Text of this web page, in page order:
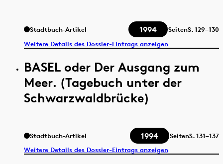
Stadtbuch-Artikel 1994 SeitenS.129–130
Weitere Details des Dossier-Eintrags anzeigen
BASEL oder Der Ausgang zum
Meer. (Tagebuch unter der
Schwarzwaldbrücke)
Stadtbuch-Artikel 1994 SeitenS.131–137
Weitere Details des Dossier-Eintrags anzeigen